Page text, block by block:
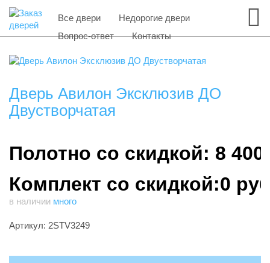
Все двери
Недорогие двери
Вопрос-ответ
Контакты
Дверь Авилон Эксклюзив ДО
Двустворчатая
Полотно со скидкой: 8 400
Комплект со скидкой:0
в наличии много
Артикул: 2STV3249